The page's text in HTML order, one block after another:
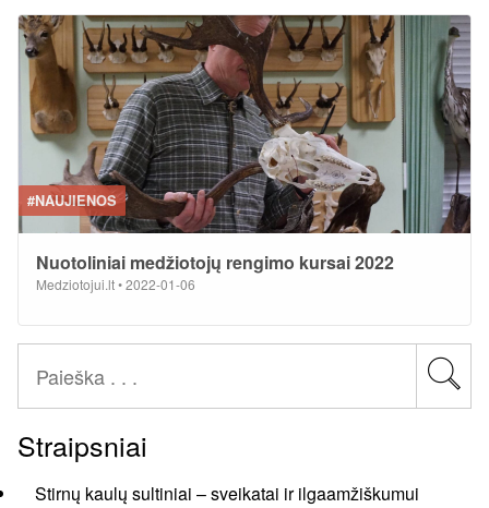
#NAUJIENOS
Nuotoliniai medžiotojų rengimo kursai 2022
Medziotojui.lt•2022-01-06
Straipsniai
Stirnų kaulų sultiniai – sveikatai ir ilgaamžiškumui